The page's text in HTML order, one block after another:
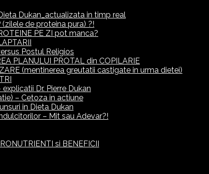
Dukan_actualizata in timp real
de proteina pura) ?!
PE ZI pot manca?
Postul Religios
PLANULUI PROTAL din COPILARIE
(mentinerea greutatii castigate in urma dietei)
Dr. Pierre Dukan
– Cetoza in actiune
in Dieta Dukan
– Mit sau Adevar?!
si BENEFICII